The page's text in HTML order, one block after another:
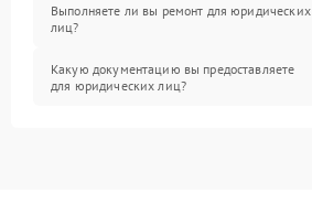
Выполняете ли вы ремонт для юридических
лиц?
Какую документацию вы предоставляете
для юридических лиц?